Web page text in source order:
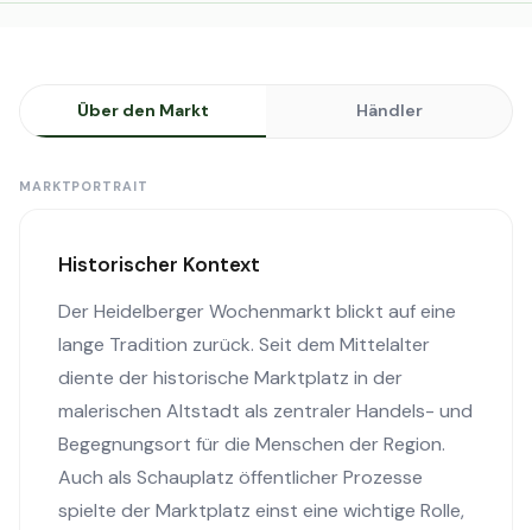
Über den Markt Händler
MARKTPORTRAIT
Historischer Kontext
Der Heidelberger Wochenmarkt blickt auf eine
lange Tradition zurück. Seit dem Mittelalter
diente der historische Marktplatz in der
malerischen Altstadt als zentraler Handels- und
Begegnungsort für die Menschen der Region.
Auch als Schauplatz öffentlicher Prozesse
spielte der Marktplatz einst eine wichtige Rolle,